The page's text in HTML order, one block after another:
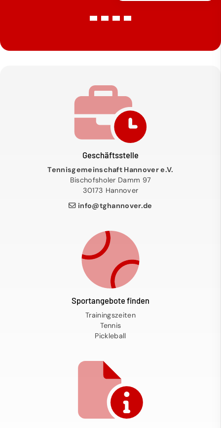
Geschäftsstelle
Tennisgemeinschaft Hannover e.V.
Bischofsholer Damm 97
30173 Hannover
info@tghannover.de
Sportangebote finden
Trainingszeiten
Tennis
Pickleball